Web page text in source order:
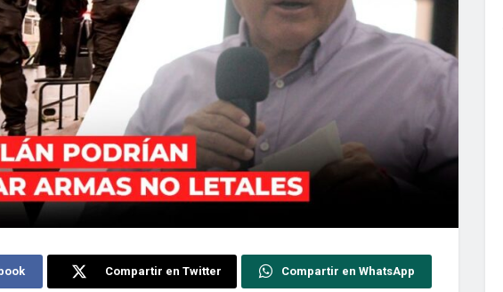
Compartir en Twitter Compartir en WhatsApp